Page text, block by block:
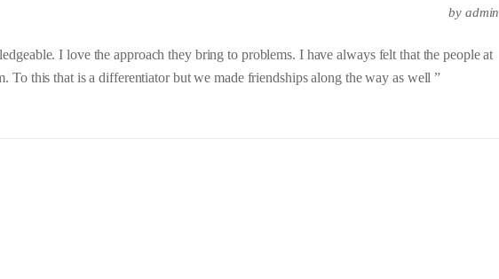
by admin
I love the approach they bring to problems. I have always felt that the people at
To this that is a differentiator but we made friendships along the way as well ”